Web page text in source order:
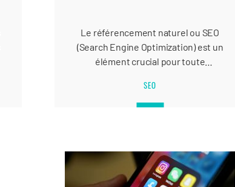
Le référencement naturel ou SEO
(Search Engine Optimization) est un
élément crucial pour toute
Web performant. Pour classer votre
site Web en tête des moteurs de
SEO